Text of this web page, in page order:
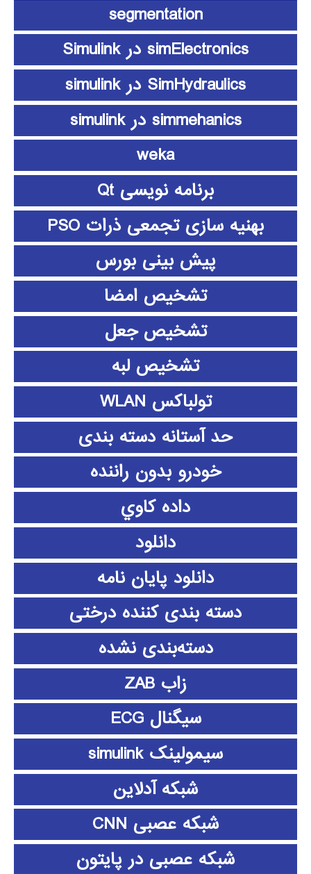
segmentation
simElectronics در Simulink
SimHydraulics در simulink
simmehanics در simulink
weka
برنامه نویسی Qt
بهنیه سازی تجمعی ذرات PSO
پیش بینی بورس
تشخیص امضا
تشخیص جعل
تشخیص لبه
تولباکس WLAN
حد آستانه دسته بندی
خودرو بدون راننده
داده كاوي
دانلود
دانلود پايان نامه
دسته بندی کننده درختی
دسته‌بندی نشده
زاب ZAB
سیگنال ECG
سیمولینک simulink
شبکه آدلاین
شبکه عصبی CNN
شبکه عصبی در پایتون